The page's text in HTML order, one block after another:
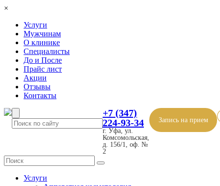
×
Услуги
Мужчинам
О клинике
Специалисты
До и После
Прайс лист
Акции
Отзывы
Контакты
+7 (347)
224-93-34
г. Уфа, ул.
Комсомольская,
д. 156/1, оф. №
2
Запись на прием
Услуги